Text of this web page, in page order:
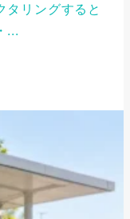
タリングすると
...